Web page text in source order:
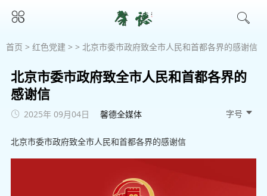
首页 > 红色党建 > > 北京市委市政府致全市人民和首都各界的感谢信
北京市委市政府致全市人民和首都各界的
感谢信
2025年 09月04日 馨德全媒体 字号
北京市委市政府致全市人民和首都各界的感谢信